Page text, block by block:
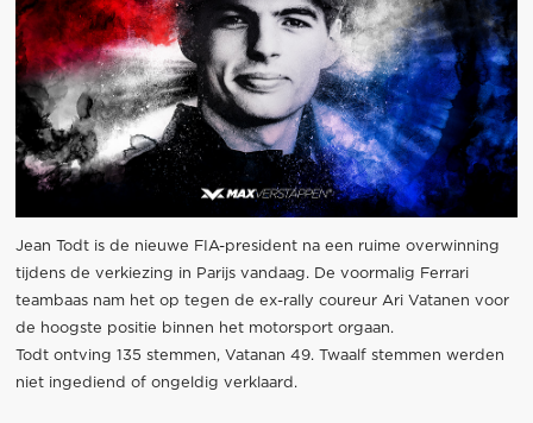
Jean Todt is de nieuwe FIA-president na een ruime overwinning
tijdens de verkiezing in Parijs vandaag. De voormalig Ferrari
teambaas nam het op tegen de ex-rally coureur Ari Vatanen voor
de hoogste positie binnen het motorsport orgaan.
Todt ontving 135 stemmen, Vatanan 49. Twaalf stemmen werden
niet ingediend of ongeldig verklaard.